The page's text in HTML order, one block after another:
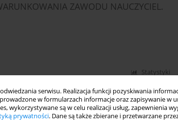
serwisu. Realizacja funkcji pozyskiwania
w formularzach informacje oraz zapisywanie w
wykorzystywane są w celu realizacji usług, zapewnienia
prywatności. Dane są także zbierane i przetwarzane
ZAWODU NAUCZYCIEL.
Statystyki